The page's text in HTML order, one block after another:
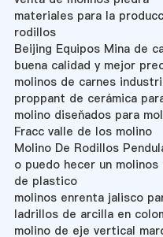
materiales para la
rodillos
Beijing Equipos Mina de
buena calidad y mejor
molinos de carnes
proppant de cerámica
molino diseňados para
Fracc valle de los molino
Molino De Rodillos
o puedo hecer un
de plastico
molinos enrenta jalisco
ladrillos de arcilla en
molino de eje vertical